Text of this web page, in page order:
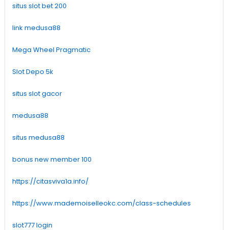
situs slot bet 200
link medusa88
Mega Wheel Pragmatic
Slot Depo 5k
situs slot gacor
medusa88
situs medusa88
bonus new member 100
https://citasviva1a.info/
https://www.mademoiselleokc.com/class-schedules
slot777 login